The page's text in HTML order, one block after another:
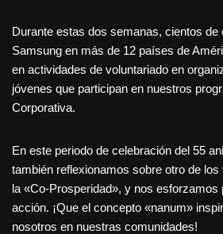
Durante estas dos semanas, cientos de
Samsung en más de 12 países de
en actividades de voluntariado en
jóvenes que participan en nuestros
Corporativa.
En este periodo de celebración del 55
también reflexionamos sobre otro de
la «Co-Prosperidad», y nos esforzamos
acción. ¡Que el concepto «nanum»
nosotros en nuestras comunidades!